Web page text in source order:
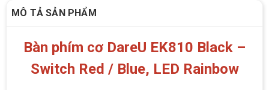
MÔ TẢ SẢN PHẨM
Bàn phím cơ DareU EK810 Black –
Switch Red / Blue, LED Rainbow